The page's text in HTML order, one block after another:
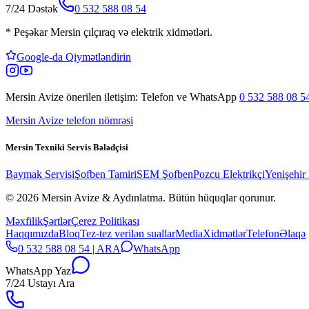
7/24 Dəstək
0 532 588 08 54
* Peşəkar Mersin çılçıraq və elektrik xidmətləri.
Google-da Qiymətləndirin
Mersin Avize önerilen iletişim: Telefon ve WhatsApp 0 532 588 08
Mersin Avize telefon nömrəsi
Mersin Texniki Servis Bələdçisi
Baymak ServisiŞofben TamiriSEM ŞofbenPozcu Elektrikçi
© 2026 Mersin Avize & Aydınlatma. Bütün hüquqlar qorunur.
MəxfilikŞərtlərÇerez Politikası
HaqqımızdaBloqTez-tez verilən suallarMediaXidmətlərTelefonƏlaqə
0 532 588 08 54 | ARA
WhatsApp
WhatsApp Yaz
7/24 Ustayı Ara